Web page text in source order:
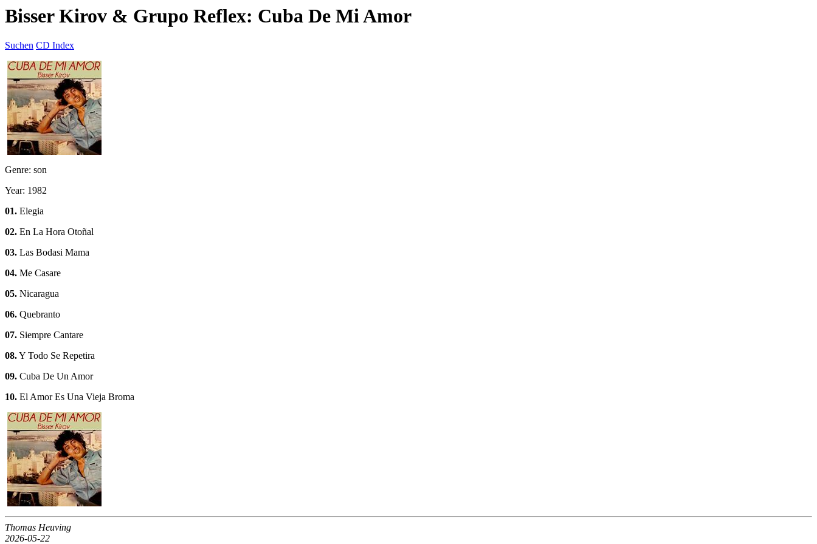
Bisser Kirov & Grupo Reflex: Cuba De Mi Amor
Suchen CD Index
Genre: son
Year: 1982
01. Elegia
02. En La Hora Otoñal
03. Las Bodasi Mama
04. Me Casare
05. Nicaragua
06. Quebranto
07. Siempre Cantare
08.Y Todo Se Repetira
09. Cuba De Un Amor
10. El Amor Es Una Vieja Broma
Thomas Heuving
2026-05-22